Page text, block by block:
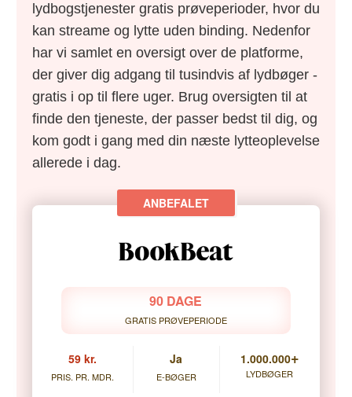
lydbogstjenester gratis prøveperioder, hvor du
kan streame og lytte uden binding. Nedenfor
har vi samlet en oversigt over de platforme,
der giver dig adgang til tusindvis af lydbøger -
gratis i op til flere uger. Brug oversigten til at
finde den tjeneste, der passer bedst til dig, og
kom godt i gang med din næste lytteoplevelse
allerede i dag.
90 DAGE
GRATIS PRØVEPERIODE
59 kr.
PRIS. PR. MDR.
Ja
E-BØGER
1.000.000+
LYDBØGER